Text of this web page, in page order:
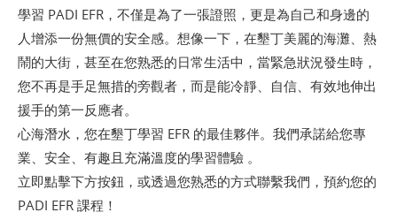
學習 PADI EFR，不僅是為了一張證照，更是為自己和身邊的
人增添一份無價的安全感。想像一下，在墾丁美麗的海灘、熱
鬧的大街，甚至在您熟悉的日常生活中，當緊急狀況發生時，
您不再是手足無措的旁觀者，而是能冷靜、自信、有效地伸出
援手的第一反應者。
心海潛水，您在墾丁學習 EFR 的最佳夥伴。我們承諾給您專
業、安全、有趣且充滿溫度的學習體驗 。
立即點擊下方按鈕，或透過您熟悉的方式聯繫我們，預約您的
PADI EFR 課程！